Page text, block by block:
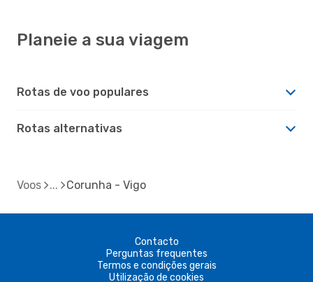
Planeie a sua viagem
Rotas de voo populares
Rotas alternativas
Voos Corunha - Vigo
Contacto
Perguntas frequentes
Termos e condições gerais
Utilização de cookies